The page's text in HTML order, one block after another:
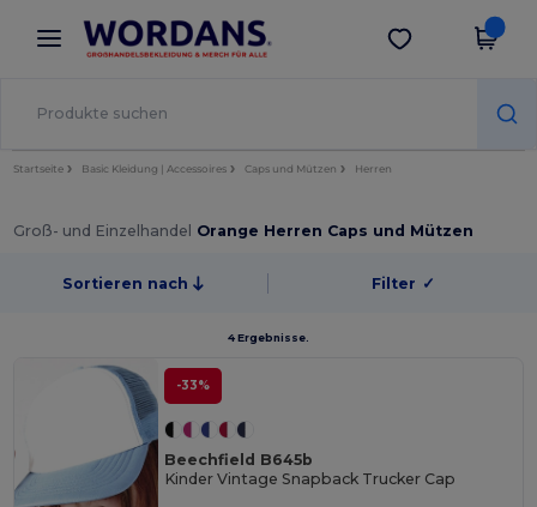
× Wordans App
Bessere Preise in der App!
App holen
Startseite Basic Kleidung | Accessoires Caps und Mützen Herren
Groß- und Einzelhandel Orange Herren Caps und Mützen
Sortieren nach Filter ✓
4 Ergebnisse.
-33%
Beechfield B645b
Kinder Vintage Snapback Trucker Cap